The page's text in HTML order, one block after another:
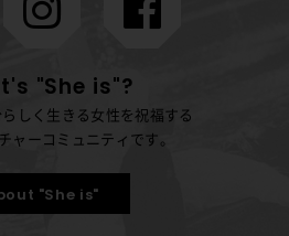
"She is"?
しく生きる女性を祝福する
ャーコミュニティです。
"She is"